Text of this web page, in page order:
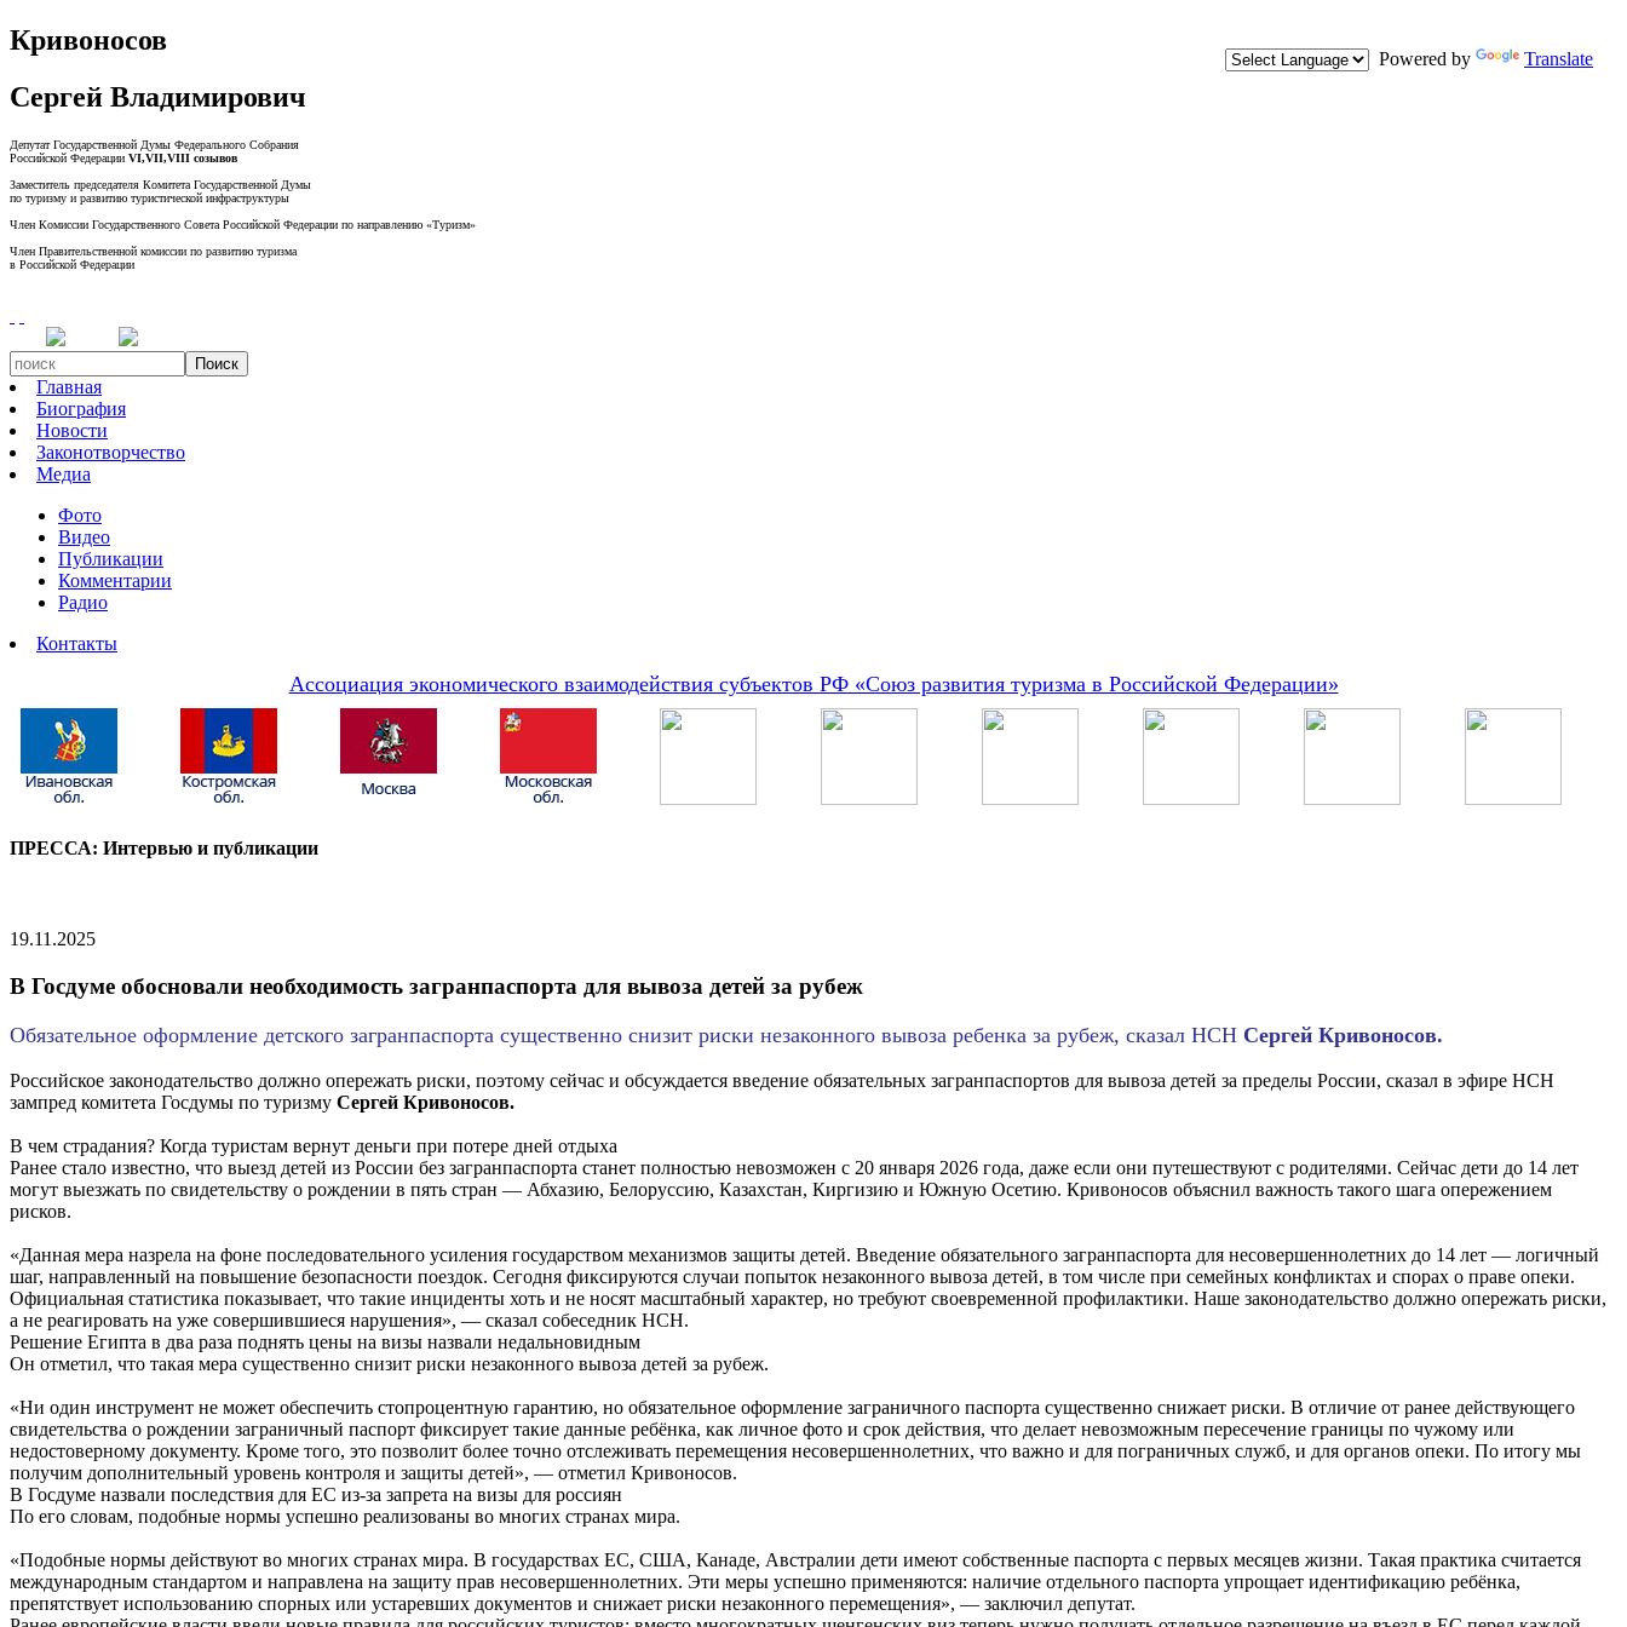
Powered by Translate
Кривоносов
Сергей Владимирович
Депутат Государственной Думы Федерального Собрания
Российской Федерации VI,VII,VIII созывов
Заместитель председателя Комитета Государственной Думы
по туризму и развитию туристической инфраструктуры
Член Комиссии Государственного Совета Российской Федерации по направлению «Туризм»
Член Правительственной комиссии по развитию туризма
в Российской Федерации
Поиск
Главная
Биография
Новости
Законотворчество
Медиа
Фото
Видео
Публикации
Комментарии
Радио
Контакты
Ассоциация экономического взаимодействия субъектов РФ «Союз развития туризма в Российской Федерации»
ПРЕССА: Интервью и публикации
19.11.2025
В Госдуме обосновали необходимость загранпаспорта для вывоза детей за рубеж
Обязательное оформление детского загранпаспорта существенно снизит риски незаконного вывоза ребенка за рубеж, сказал НСН Сергей Кривоносов.
Российское законодательство должно опережать риски, поэтому сейчас и обсуждается введение обязательных загранпаспортов для вывоза детей за пределы России, сказал в эфире НСН
зампред комитета Госдумы по туризму Сергей Кривоносов.
В чем страдания? Когда туристам вернут деньги при потере дней отдыха
Ранее стало известно, что выезд детей из России без загранпаспорта станет полностью невозможен с 20 января 2026 года, даже если они путешествуют с родителями. Сейчас дети до 14 лет
могут выезжать по свидетельству о рождении в пять стран — Абхазию, Белоруссию, Казахстан, Киргизию и Южную Осетию. Кривоносов объяснил важность такого шага опережением
рисков.
«Данная мера назрела на фоне последовательного усиления государством механизмов защиты детей. Введение обязательного загранпаспорта для несовершеннолетних до 14 лет — логичный
шаг, направленный на повышение безопасности поездок. Сегодня фиксируются случаи попыток незаконного вывоза детей, в том числе при семейных конфликтах и спорах о праве опеки.
Официальная статистика показывает, что такие инциденты хоть и не носят масштабный характер, но требуют своевременной профилактики. Наше законодательство должно опережать риски,
а не реагировать на уже совершившиеся нарушения», — сказал собеседник НСН.
Решение Египта в два раза поднять цены на визы назвали недальновидным
Он отметил, что такая мера существенно снизит риски незаконного вывоза детей за рубеж.
«Ни один инструмент не может обеспечить стопроцентную гарантию, но обязательное оформление заграничного паспорта существенно снижает риски. В отличие от ранее действующего
свидетельства о рождении заграничный паспорт фиксирует такие данные ребёнка, как личное фото и срок действия, что делает невозможным пересечение границы по чужому или
недостоверному документу. Кроме того, это позволит более точно отслеживать перемещения несовершеннолетних, что важно и для пограничных служб, и для органов опеки. По итогу мы
получим дополнительный уровень контроля и защиты детей», — отметил Кривоносов.
В Госдуме назвали последствия для ЕС из-за запрета на визы для россиян
По его словам, подобные нормы успешно реализованы во многих странах мира.
«Подобные нормы действуют во многих странах мира. В государствах ЕС, США, Канаде, Австралии дети имеют собственные паспорта с первых месяцев жизни. Такая практика считается
международным стандартом и направлена на защиту прав несовершеннолетних. Эти меры успешно применяются: наличие отдельного паспорта упрощает идентификацию ребёнка,
препятствует использованию спорных или устаревших документов и снижает риски незаконного перемещения», — заключил депутат.